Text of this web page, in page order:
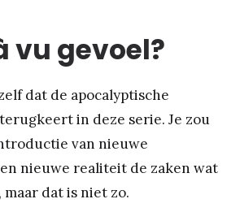
vu gevoel?
dat de apocalyptische
in deze serie. Je zou
van nieuwe
nieuwe realiteit de zaken wat
dat is niet zo.